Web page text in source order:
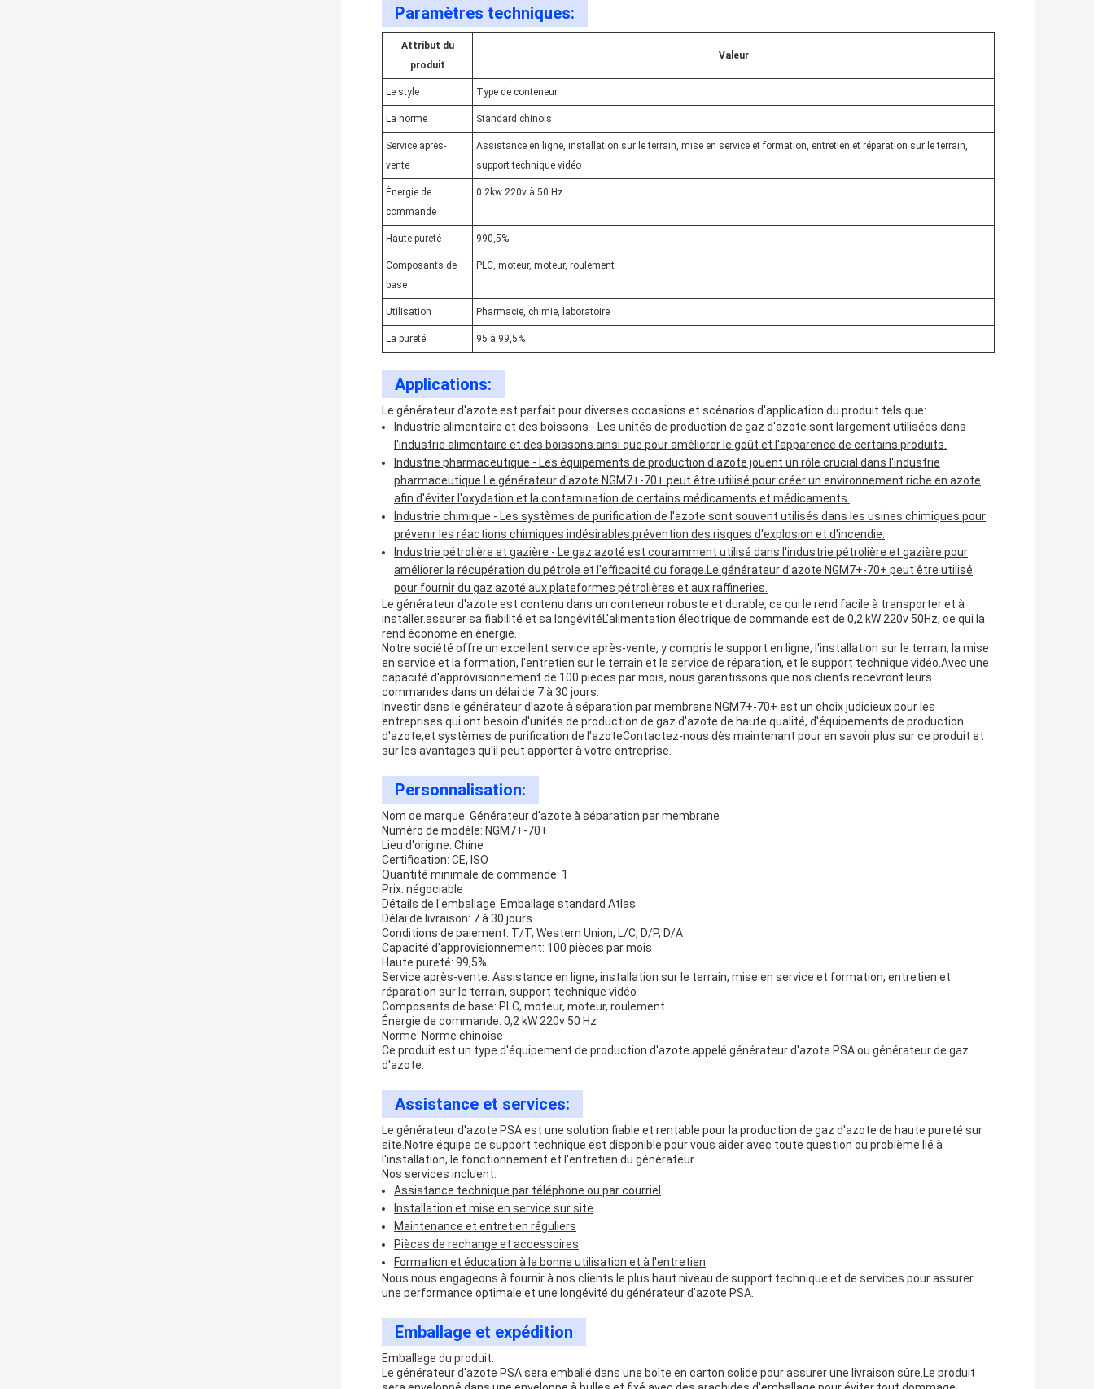
Paramètres techniques:
Attribut du
produit
Valeur
Le style Type de conteneur
La norme Standard chinois
Service après-
vente
Assistance en ligne, installation sur le terrain, mise en service et formation, entretien et réparation sur le terrain,
support technique vidéo
Énergie de
commande
0.2kw 220v à 50 Hz
Haute pureté 990,5%
Composants de
base
PLC, moteur, moteur, roulement
Utilisation Pharmacie, chimie, laboratoire
La pureté 95 à 99,5%
Applications:
Le générateur d'azote est parfait pour diverses occasions et scénarios d'application du produit tels que:
Industrie alimentaire et des boissons - Les unités de production de gaz d'azote sont largement utilisées dans
l'industrie alimentaire et des boissons.ainsi que pour améliorer le goût et l'apparence de certains produits.
Industrie pharmaceutique - Les équipements de production d'azote jouent un rôle crucial dans l'industrie
pharmaceutique.Le générateur d'azote NGM7+-70+ peut être utilisé pour créer un environnement riche en azote
afin d'éviter l'oxydation et la contamination de certains médicaments et médicaments.
Industrie chimique - Les systèmes de purification de l'azote sont souvent utilisés dans les usines chimiques pour
prévenir les réactions chimiques indésirables.prévention des risques d'explosion et d'incendie.
Industrie pétrolière et gazière - Le gaz azoté est couramment utilisé dans l'industrie pétrolière et gazière pour
améliorer la récupération du pétrole et l'efficacité du forage.Le générateur d'azote NGM7+-70+ peut être utilisé
pour fournir du gaz azoté aux plateformes pétrolières et aux raffineries.
Le générateur d'azote est contenu dans un conteneur robuste et durable, ce qui le rend facile à transporter et à
installer.assurer sa fiabilité et sa longévitéL'alimentation électrique de commande est de 0,2 kW 220v 50Hz, ce qui la
rend économe en énergie.
Notre société offre un excellent service après-vente, y compris le support en ligne, l'installation sur le terrain, la mise
en service et la formation, l'entretien sur le terrain et le service de réparation, et le support technique vidéo.Avec une
capacité d'approvisionnement de 100 pièces par mois, nous garantissons que nos clients recevront leurs
commandes dans un délai de 7 à 30 jours.
Investir dans le générateur d'azote à séparation par membrane NGM7+-70+ est un choix judicieux pour les
entreprises qui ont besoin d'unités de production de gaz d'azote de haute qualité, d'équipements de production
d'azote,et systèmes de purification de l'azoteContactez-nous dès maintenant pour en savoir plus sur ce produit et
sur les avantages qu'il peut apporter à votre entreprise.
Personnalisation:
Nom de marque: Générateur d'azote à séparation par membrane
Numéro de modèle: NGM7+-70+
Lieu d'origine: Chine
Certification: CE, ISO
Quantité minimale de commande: 1
Prix: négociable
Détails de l'emballage: Emballage standard Atlas
Délai de livraison: 7 à 30 jours
Conditions de paiement: T/T, Western Union, L/C, D/P, D/A
Capacité d'approvisionnement: 100 pièces par mois
Haute pureté: 99,5%
Service après-vente: Assistance en ligne, installation sur le terrain, mise en service et formation, entretien et
réparation sur le terrain, support technique vidéo
Composants de base: PLC, moteur, moteur, roulement
Énergie de commande: 0,2 kW 220v 50 Hz
Norme: Norme chinoise
Ce produit est un type d'équipement de production d'azote appelé générateur d'azote PSA ou générateur de gaz
d'azote.
Assistance et services:
Le générateur d'azote PSA est une solution fiable et rentable pour la production de gaz d'azote de haute pureté sur
site.Notre équipe de support technique est disponible pour vous aider avec toute question ou problème lié à
l'installation, le fonctionnement et l'entretien du générateur.
Nos services incluent:
Assistance technique par téléphone ou par courriel
Installation et mise en service sur site
Maintenance et entretien réguliers
Pièces de rechange et accessoires
Formation et éducation à la bonne utilisation et à l'entretien
Nous nous engageons à fournir à nos clients le plus haut niveau de support technique et de services pour assurer
une performance optimale et une longévité du générateur d'azote PSA.
Emballage et expédition
Emballage du produit:
Le générateur d'azote PSA sera emballé dans une boîte en carton solide pour assurer une livraison sûre.Le produit